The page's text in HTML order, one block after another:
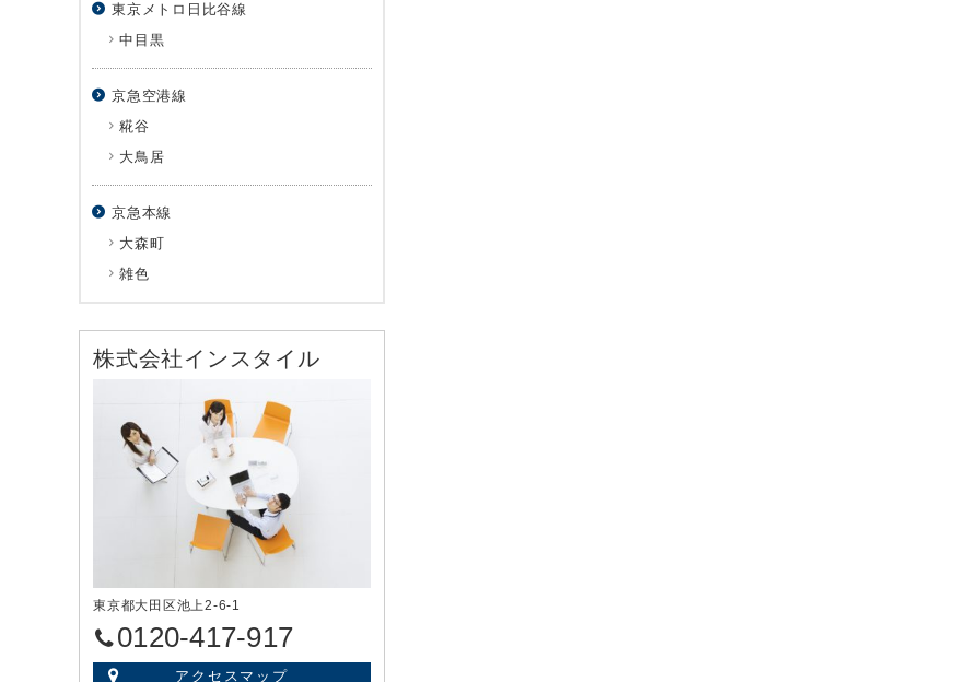
東京メトロ日比谷線
中目黒
京急空港線
糀谷
大鳥居
京急本線
大森町
雑色
株式会社インスタイル
東京都大田区池上2-6-1
0120-417-917
アクセスマップ